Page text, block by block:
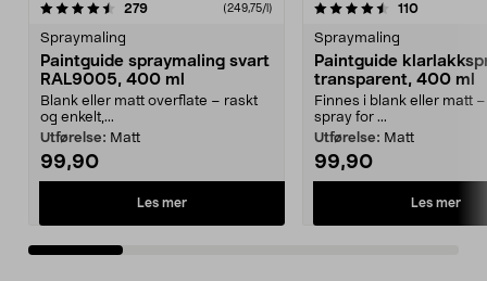
279anmeldelser (249,75/l)
Spraymaling
Paintguide spraymaling svart
RAL9005, 400 ml
Blank eller matt overflate – raskt
og enkelt,...
Utførelse: Matt
99,90
Les mer
4.5 av 5 stjerner 110
Spraymaling
Paintguide
transparent, 400 ml
Finnes i blank eller matt
spray for ...
Utførelse: Matt
99,90
Les mer
4.0 av 5 stjerner